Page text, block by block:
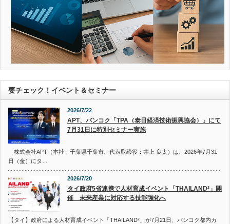
要チェック！イベント＆セミナー
2026/7/22
APT、バンコク「TPA（泰日経済技術振興協会）」にて
7月31日に特別セミナー実施
株式会社APT（本社：千葉県千葉市、代表取締役：井上 良太）は、2026年7月31
日（金）にタ…
2026/7/20
タイ政府5省連携で人材育成イベント「THAILAND²」開
催 未来産業に対応する技能強化へ
【タイ】政府による人材育成イベント「THAILAND²」が7月21日、バンコク都内カ